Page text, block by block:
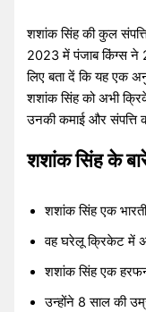
शशांक सिंह की कुल
2023 में पंजाब किंग्स ने
लिए बता दें कि यह एक
शशांक सिंह को अभी
उनकी कमाई और संपत्ति
शशांक सिंह के
शशांक सिंह एक
वह घरेलू क्रिकेट में
शशांक सिंह एक
उन्होंने 8 साल की